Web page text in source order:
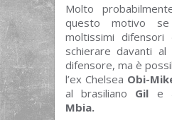
Molto
questo motivo
moltissimi
schierare davanti
difensore, ma è
l’ex Chelsea Obi-
al brasiliano Gil e
Mbia.